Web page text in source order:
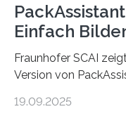
Einfach
Fraunhofer SCAI
Version von
Automobil,
19.09.2025